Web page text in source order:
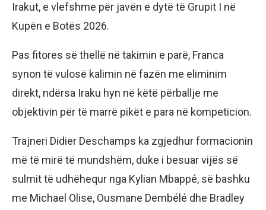
Irakut, e vlefshme për javën e dytë të Grupit I në
Kupën e Botës 2026.
Pas fitores së thellë në takimin e parë, Franca
synon të vulosë kalimin në fazën me eliminim
direkt, ndërsa Iraku hyn në këtë përballje me
objektivin për të marrë pikët e para në kompeticion.
Trajneri Didier Deschamps ka zgjedhur formacionin
më të mirë të mundshëm, duke i besuar vijës së
sulmit të udhëhequr nga Kylian Mbappé, së bashku
me Michael Olise, Ousmane Dembélé dhe Bradley